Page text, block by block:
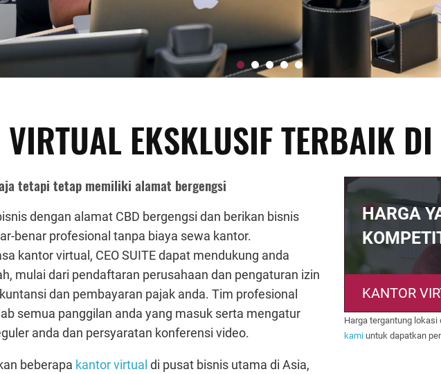
EKSKLUSIF TERBAIK DI
tetapi tetap memiliki alamat bergengsi
dengan alamat CBD bergengsi dan berikan bisnis
benar profesional tanpa biaya sewa kantor.
kantor virtual, CEO SUITE dapat mendukung anda
mulai dari pendaftaran perusahaan dan pengaturan izin
dan pembayaran pajak anda. Tim profesional
semua panggilan anda yang masuk serta mengatur
anda dan persyaratan konferensi video.
beberapa kantor virtual di pusat bisnis utama di Asia,
HARGA
KANTOR
Harga tergantung
kami untuk dapatkan